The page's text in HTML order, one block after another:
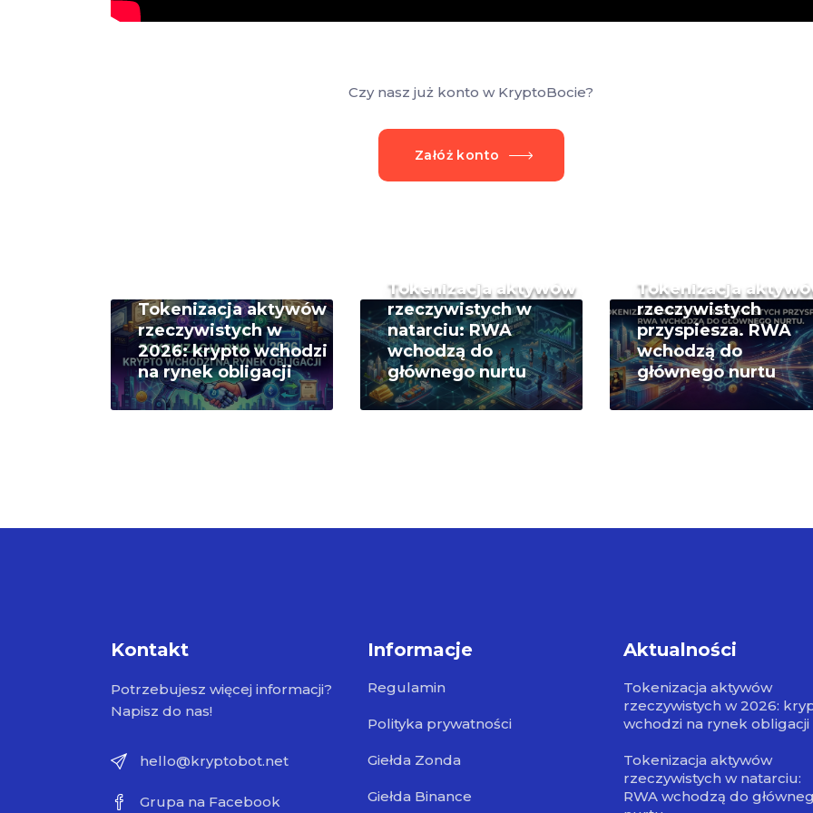
Czy nasz już konto w KryptoBocie?
Załóż konto
Tokenizacja aktywów
rzeczywistych w
2026: krypto wchodzi
na rynek obligacji
Tokenizacja aktywów
rzeczywistych w
natarciu: RWA
wchodzą do
głównego nurtu
Tokenizacja
rzeczywistych
przyspiesza. RWA
wchodzą do
głównego nurtu
Kontakt
Potrzebujesz więcej informacji?
Napisz do nas!
hello@kryptobot.net
Grupa na Facebook
Informacje
Regulamin
Polityka prywatności
Giełda Zonda
Giełda Binance
Aktualności
Tokenizacja aktywów
rzeczywistych w 2026:
wchodzi na rynek obligacji
Tokenizacja aktywów
rzeczywistych w natarciu:
RWA wchodzą do